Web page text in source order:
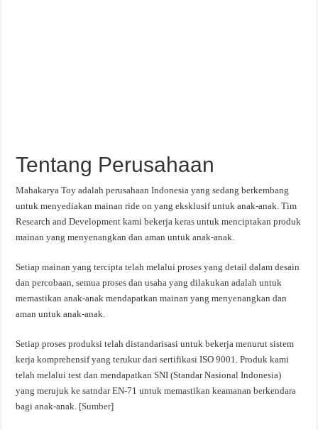
Tentang Perusahaan
Mahakarya Toy adalah perusahaan Indonesia yang sedang berkembang
untuk menyediakan mainan ride on yang eksklusif untuk anak-anak. Tim
Research and Development kami bekerja keras untuk menciptakan produk
mainan yang menyenangkan dan aman untuk anak-anak.
Setiap mainan yang tercipta telah melalui proses yang detail dalam desain
dan percobaan, semua proses dan usaha yang dilakukan adalah untuk
memastikan anak-anak mendapatkan mainan yang menyenangkan dan
aman untuk anak-anak.
Setiap proses produksi telah distandarisasi untuk bekerja menurut sistem
kerja komprehensif yang terukur dari sertifikasi ISO 9001. Produk kami
telah melalui test dan mendapatkan SNI (Standar Nasional Indonesia)
yang merujuk ke satndar EN-71 untuk memastikan keamanan berkendara
bagi anak-anak. [Sumber]